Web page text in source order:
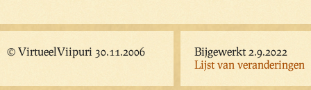
© VirtueelViipuri 30.11.2006
Bijgewerkt 2.9.2022
Lijst van veranderingen